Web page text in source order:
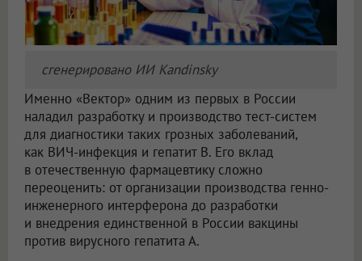
сгенерировано ИИ Kandinsky
Именно «Вектор» одним из первых в России
наладил разработку и производство тест-систем
для диагностики таких грозных заболеваний,
как ВИЧ-инфекция и гепатит B. Его вклад
в отечественную фармацевтику сложно
переоценить: от организации производства генно-
инженерного интерферона до разработки
и внедрения единственной в России вакцины
против вирусного гепатита А.